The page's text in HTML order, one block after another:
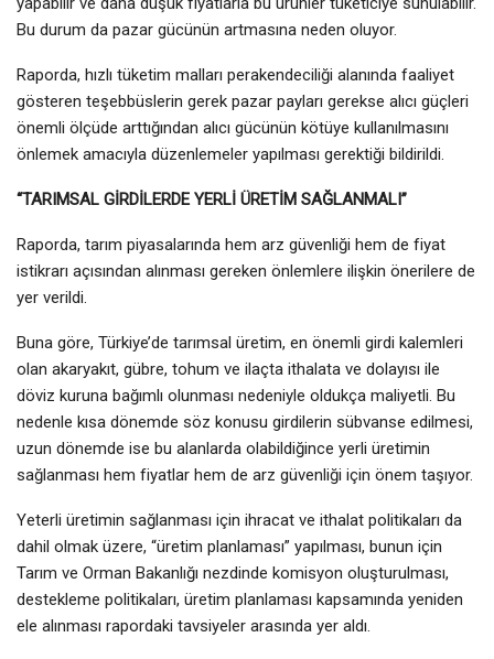
Bu durum da pazar gücünün artmasına neden oluyor.
Raporda, hızlı tüketim malları perakendeciliği alanında faaliyet
gösteren teşebbüslerin gerek pazar payları gerekse alıcı güçleri
önemli ölçüde arttığından alıcı gücünün kötüye kullanılmasını
önlemek amacıyla düzenlemeler yapılması gerektiği bildirildi.
“TARIMSAL GİRDİLERDE YERLİ ÜRETİM SAĞLANMALI”
Raporda, tarım piyasalarında hem arz güvenliği hem de fiyat
istikrarı açısından alınması gereken önlemlere ilişkin önerilere de
yer verildi.
Buna göre, Türkiye’de tarımsal üretim, en önemli girdi kalemleri
olan akaryakıt, gübre, tohum ve ilaçta ithalata ve dolayısı ile
döviz kuruna bağımlı olunması nedeniyle oldukça maliyetli. Bu
nedenle kısa dönemde söz konusu girdilerin sübvanse edilmesi,
uzun dönemde ise bu alanlarda olabildiğince yerli üretimin
sağlanması hem fiyatlar hem de arz güvenliği için önem taşıyor.
Yeterli üretimin sağlanması için ihracat ve ithalat politikaları da
dahil olmak üzere, “üretim planlaması” yapılması, bunun için
Tarım ve Orman Bakanlığı nezdinde komisyon oluşturulması,
destekleme politikaları, üretim planlaması kapsamında yeniden
ele alınması rapordaki tavsiyeler arasında yer aldı.